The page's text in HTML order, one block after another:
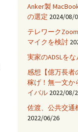
JNIを使ってみる
AjaxTagsを使ってみる
eclipse -乗り換え→
NetBeans
Anker製
の選定 2024/08/
テレワーク
マイクを検討
実家のADSLを
感想【億万長者
稼げ！無一文か
イバル 2022/08/
佐渡、公共交通
2022/06/26